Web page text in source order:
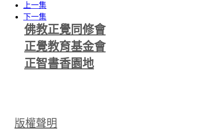
上一集
下一集
佛教正覺同修會
正覺教育基金會
正智書香園地
版權聲明